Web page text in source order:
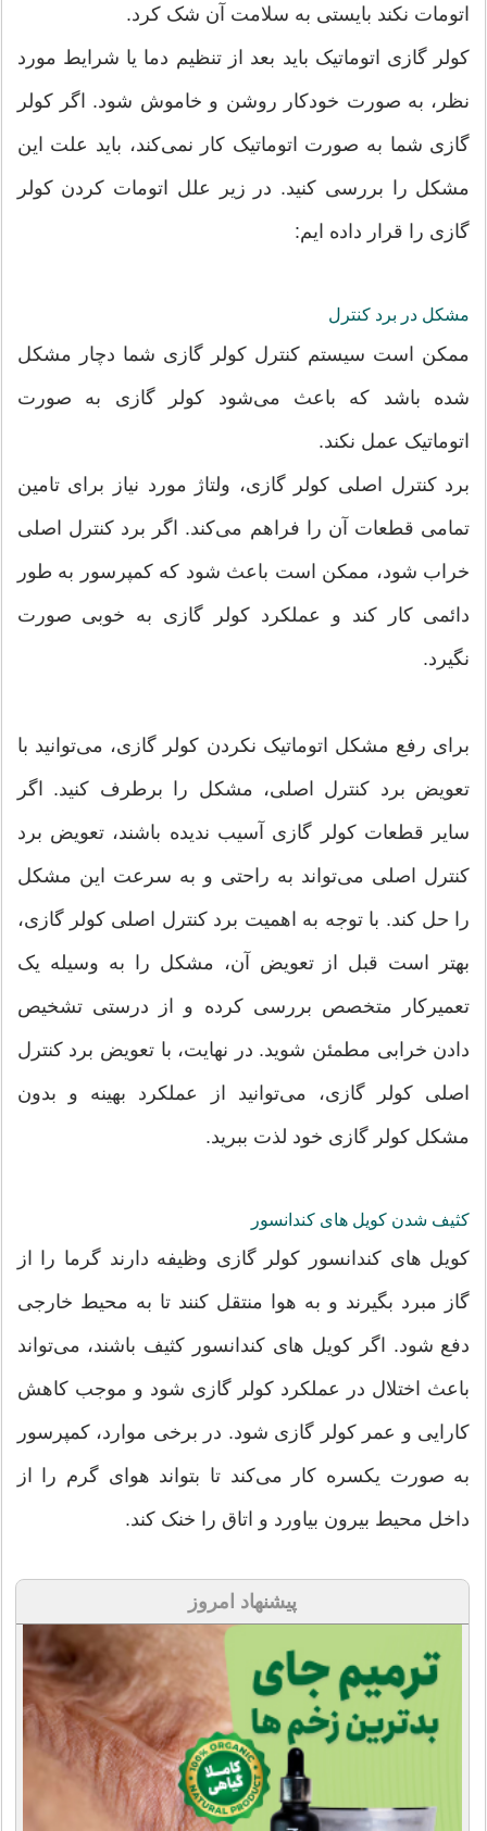
اتومات نکند بایستی به سلامت آن شک کرد.
کولر گازی اتوماتیک باید بعد از تنظیم دما یا شرایط مورد
نظر، به صورت خودکار روشن و خاموش شود. اگر کولر
گازی شما به صورت اتوماتیک کار نمی‌کند، باید علت این
مشکل را بررسی کنید. در زیر علل اتومات کردن کولر
گازی را قرار داده ایم:
مشکل در برد کنترل
ممکن است سیستم کنترل کولر گازی شما دچار مشکل
شده باشد که باعث می‌شود کولر گازی به صورت
اتوماتیک عمل نکند.
برد کنترل اصلی کولر گازی، ولتاژ مورد نیاز برای تامین
تمامی قطعات آن را فراهم می‌کند. اگر برد کنترل اصلی
خراب شود، ممکن است باعث شود که کمپرسور به طور
دائمی کار کند و عملکرد کولر گازی به خوبی صورت
نگیرد.
برای رفع مشکل اتوماتیک نکردن کولر گازی، می‌توانید با
تعویض برد کنترل اصلی، مشکل را برطرف کنید. اگر
سایر قطعات کولر گازی آسیب ندیده باشند، تعویض برد
کنترل اصلی می‌تواند به راحتی و به سرعت این مشکل
را حل کند. با توجه به اهمیت برد کنترل اصلی کولر گازی،
بهتر است قبل از تعویض آن، مشکل را به وسیله یک
تعمیرکار متخصص بررسی کرده و از درستی تشخیص
دادن خرابی مطمئن شوید. در نهایت، با تعویض برد کنترل
اصلی کولر گازی، می‌توانید از عملکرد بهینه و بدون
مشکل کولر گازی خود لذت ببرید.
کثیف شدن کویل های کندانسور
کویل های کندانسور کولر گازی وظیفه دارند گرما را از
گاز مبرد بگیرند و به هوا منتقل کنند تا به محیط خارجی
دفع شود. اگر کویل های کندانسور کثیف باشند، می‌تواند
باعث اختلال در عملکرد کولر گازی شود و موجب کاهش
کارایی و عمر کولر گازی شود. در برخی موارد، کمپرسور
به صورت یکسره کار می‌کند تا بتواند هوای گرم را از
داخل محیط بیرون بیاورد و اتاق را خنک کند.
پیشنهاد امروز